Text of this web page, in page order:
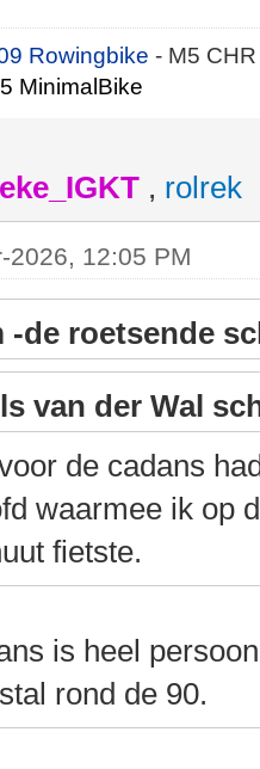
Rowingbike- M5
MinimalBike
, rolrek
2026, 12:05 PM
-de roetsende
van der Wal
de cadans
waarmee ik op
fietste.
is heel
rond de 90.